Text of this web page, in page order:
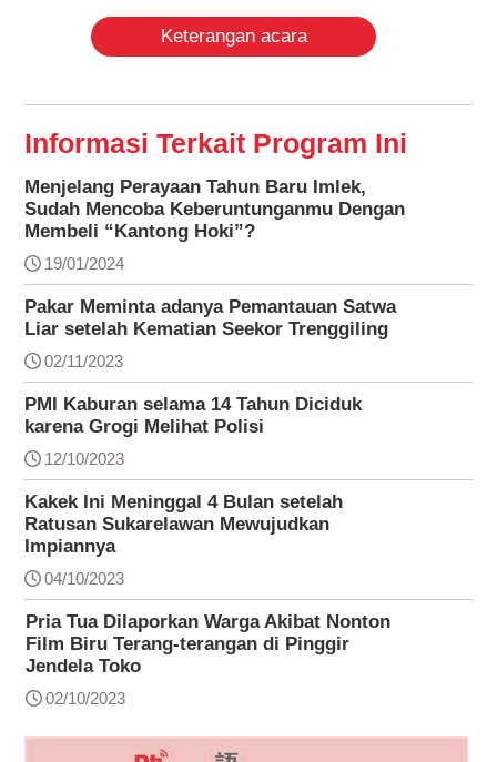
Keterangan acara
Informasi Terkait Program Ini
Menjelang Perayaan Tahun Baru Imlek,
Sudah Mencoba Keberuntunganmu Dengan
Membeli “Kantong Hoki”?
19/01/2024
Pakar Meminta adanya Pemantauan Satwa
Liar setelah Kematian Seekor Trenggiling
02/11/2023
PMI Kaburan selama 14 Tahun Diciduk
karena Grogi Melihat Polisi
12/10/2023
Kakek Ini Meninggal 4 Bulan setelah
Ratusan Sukarelawan Mewujudkan
Impiannya
04/10/2023
Pria Tua Dilaporkan Warga Akibat Nonton
Film Biru Terang-terangan di Pinggir
Jendela Toko
02/10/2023